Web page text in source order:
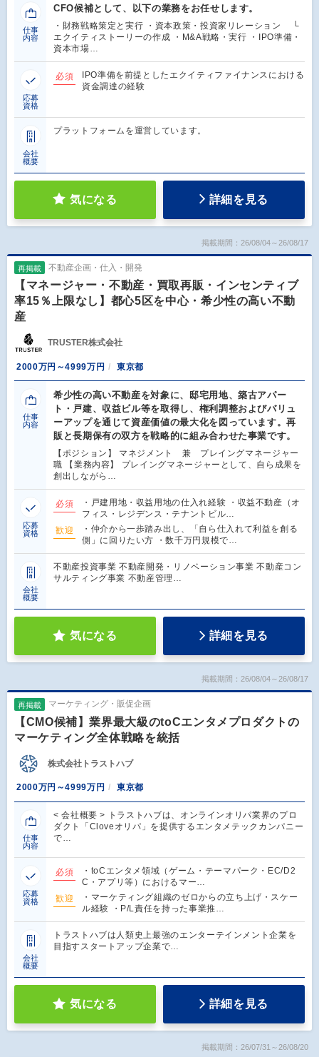
仕事
内容
CFO候補として、以下の業務をお任せします。
・財務戦略策定と実行 ・資本政策・投資家リレーション └
エクイティストーリーの作成 ・M&A戦略・実行 ・IPO準備・
資本市場…
応募
資格
必須
IPO準備を前提としたエクイティファイナンスにおける
資金調達の経験
会社
概要
プラットフォームを運営しています。
気になる 詳細を見る
掲載期間：26/08/04～26/08/17
再掲載 不動産企画・仕入・開発
【マネージャー・不動産・買取再販・インセンティブ
率15％上限なし】都心5区を中心・希少性の高い不動
産
TRUSTER株式会社
2000万円～4999万円 東京都
仕事
内容
希少性の高い不動産を対象に、邸宅用地、築古アパー
ト・戸建、収益ビル等を取得し、権利調整およびバリュ
ーアップを通じて資産価値の最大化を図っています。再
販と長期保有の双方を戦略的に組み合わせた事業です。
【ポジション】 マネジメント 兼 プレイングマネージャー
職 【業務内容】 プレイングマネージャーとして、自ら成果を
創出しながら…
応募
資格
必須
・戸建用地・収益用地の仕入れ経験 ・収益不動産（オ
フィス・レジデンス・テナントビル…
歓迎
・仲介から一歩踏み出し、「自ら仕入れて利益を創る
側」に回りたい方 ・数千万円規模で…
会社
概要
不動産投資事業 不動産開発・リノベーション事業 不動産コン
サルティング事業 不動産管理…
気になる 詳細を見る
掲載期間：26/08/04～26/08/17
再掲載 マーケティング・販促企画
【CMO候補】業界最大級のtoCエンタメプロダクトの
マーケティング全体戦略を統括
株式会社トラストハブ
2000万円～4999万円 東京都
仕事
内容
< 会社概要 > トラストハブは、オンラインオリパ業界のプロ
ダクト「Cloveオリパ」を提供するエンタメテックカンパニー
で…
応募
資格
必須
・toCエンタメ領域（ゲーム・テーマパーク・EC/D2
C・アプリ等）におけるマー…
歓迎
・マーケティング組織のゼロからの立ち上げ・スケー
ル経験 ・P/L責任を持った事業推…
会社
概要
トラストハブは人類史上最強のエンターテインメント企業を
目指すスタートアップ企業で…
気になる 詳細を見る
掲載期間：26/07/31～26/08/20